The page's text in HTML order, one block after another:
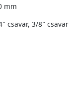
mm
csavar, 3/8″ csavar